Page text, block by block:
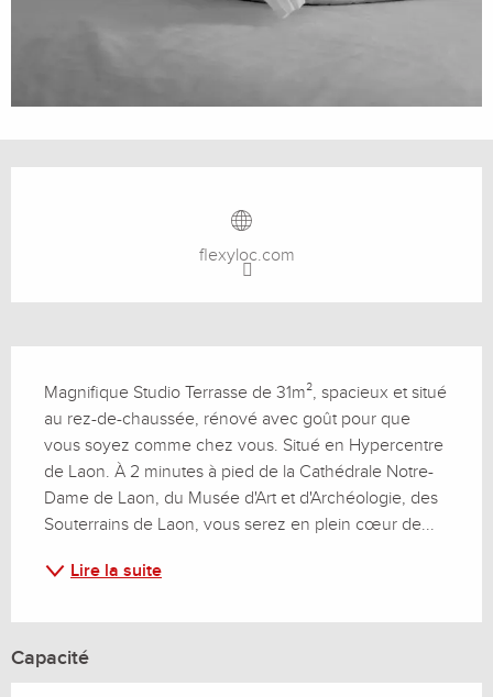
flexyloc.com
Magnifique Studio Terrasse de 31m², spacieux et situé
au rez-de-chaussée, rénové avec goût pour que
vous soyez comme chez vous. Situé en Hypercentre
de Laon. À 2 minutes à pied de la Cathédrale Notre-
Dame de Laon, du Musée d'Art et d'Archéologie, des
Souterrains de Laon, vous serez en plein cœur de...
Lire la suite
Capacité